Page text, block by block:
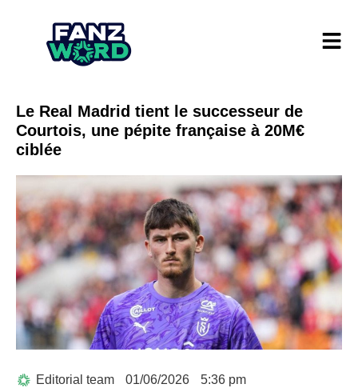
Le Real Madrid tient le successeur de
Courtois, une pépite française à 20M€
ciblée
Editorial team 01/06/2026 5:36 pm